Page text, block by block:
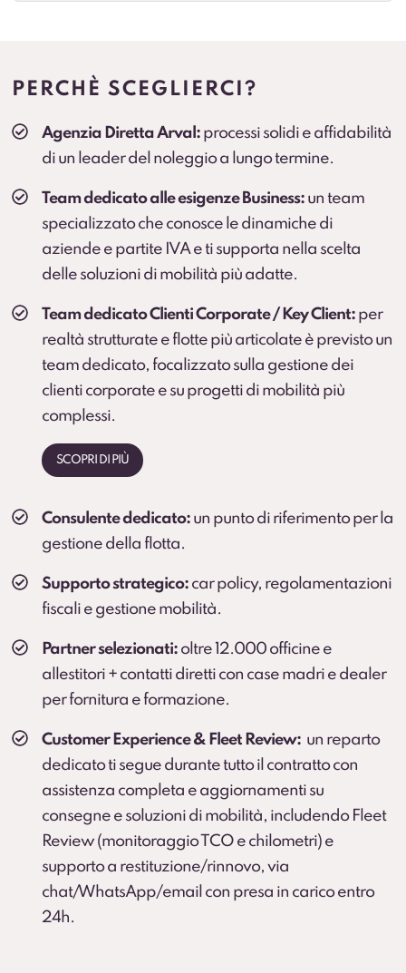
Soluzione consigliata per ruoli critici, agenti e flotte
operative (secondo condizioni).
PERCHÈ SCEGLIERCI?
Agenzia Diretta Arval: processi solidi e affidabilità
di un leader del noleggio a lungo termine.
Team dedicato alle esigenze Business: un team
specializzato che conosce le dinamiche di
aziende e partite IVA e ti supporta nella scelta
delle soluzioni di mobilità più adatte.
Team dedicato Clienti Corporate / Key Client: per
realtà strutturate e flotte più articolate è previsto un
team dedicato, focalizzato sulla gestione dei
clienti corporate e su progetti di mobilità più
complessi.
SCOPRI DI PIÙ
Consulente dedicato: un punto di riferimento per la
gestione della flotta.
Supporto strategico: car policy, regolamentazioni
fiscali e gestione mobilità.
Partner selezionati: oltre 12.000 officine e
allestitori + contatti diretti con case madri e dealer
per fornitura e formazione.
Customer Experience & Fleet Review: un reparto
dedicato ti segue durante tutto il contratto con
assistenza completa e aggiornamenti su
consegne e soluzioni di mobilità, includendo Fleet
Review (monitoraggio TCO e chilometri) e
supporto a restituzione/rinnovo, via
chat/WhatsApp/email con presa in carico entro
24h.